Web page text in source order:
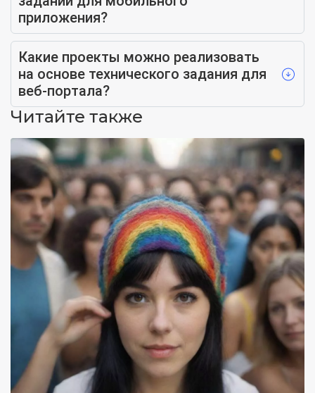
приложения?
Какие проекты можно реализовать
на основе технического задания для
веб-портала?
Читайте также